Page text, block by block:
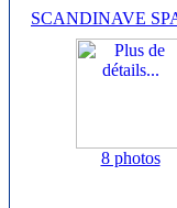
SCANDINAVE
8 photos